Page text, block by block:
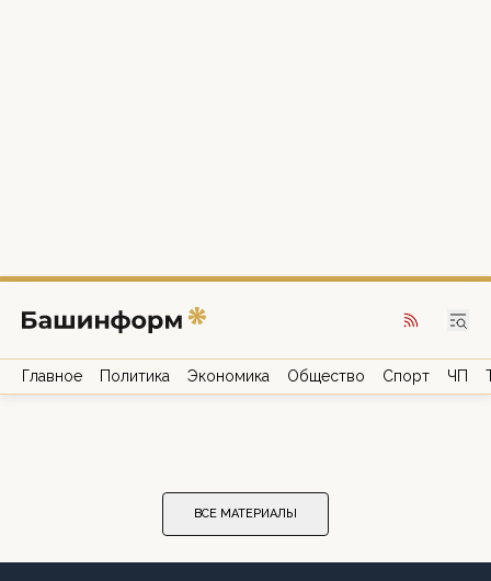
Главное Политика Экономика Общество Спорт ЧП
ВСЕ МАТЕРИАЛЫ